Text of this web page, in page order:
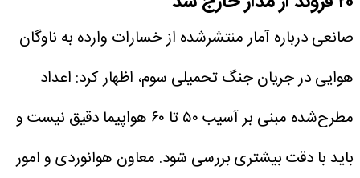
صانعی درباره آمار منتشرشده از خسارات وارده به ناوگان
هوایی در جریان جنگ تحمیلی سوم، اظهار کرد: اعداد
مطرح‌شده مبنی بر آسیب ۵۰ تا ۶۰ هواپیما دقیق نیست و
باید با دقت بیشتری بررسی شود. معاون هوانوردی و امور